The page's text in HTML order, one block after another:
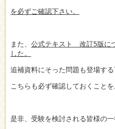
を必ずご確認下さい。
また、 公式テキスト 改訂5版に
した。
追補資料にそった問題も登場す
こちらも必ず確認しておくことを
是非、受験を検討される皆様の一